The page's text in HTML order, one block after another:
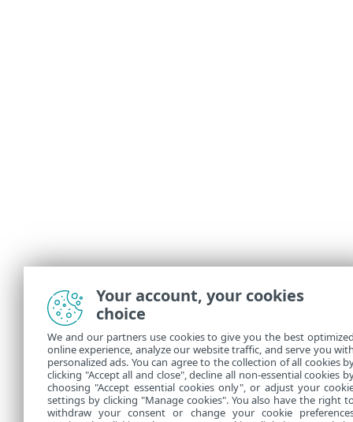
Your account, your cookies
choice
We and our partners use cookies to give you the best
online experience, analyze our website traffic, and serve you
personalized ads. You can agree to the collection of all cookies
clicking "Accept all and close", decline all non-essential cookies
choosing "Accept essential cookies only", or adjust your
settings by clicking "Manage cookies". You also have the right
withdraw your consent or change your cookie